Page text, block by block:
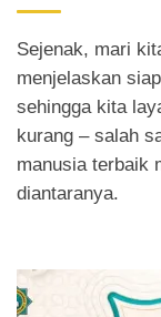
Sejenak, mari
menjelaskan
sehingga kita
kurang – salah
manusia terbaik
diantaranya.